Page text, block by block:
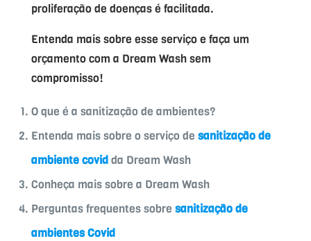
proliferação de doenças é facilitada.
Entenda mais sobre esse serviço e faça um
orçamento com a Dream Wash sem
compromisso!
O que é a sanitização de ambientes?
Entenda mais sobre o serviço de sanitização de
ambiente covidda Dream Wash
Conheça mais sobre a Dream Wash
Perguntas frequentes sobre sanitização de
ambientes Covid